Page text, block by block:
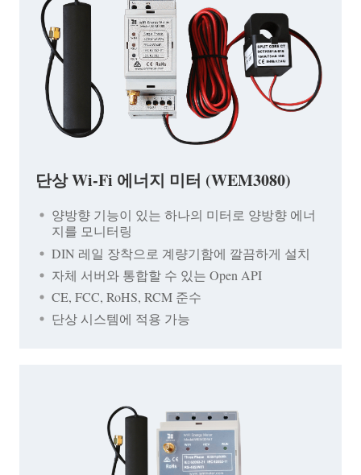
단상 Wi-Fi 에너지 미터 (WEM3080)
양방향 기능이 있는 하나의 미터로 양방향 에너
지를 모니터링
DIN 레일 장착으로 계량기함에 깔끔하게 설치
자체 서버와 통합할 수 있는 Open API
CE, FCC, RoHS, RCM 준수
단상 시스템에 적용 가능